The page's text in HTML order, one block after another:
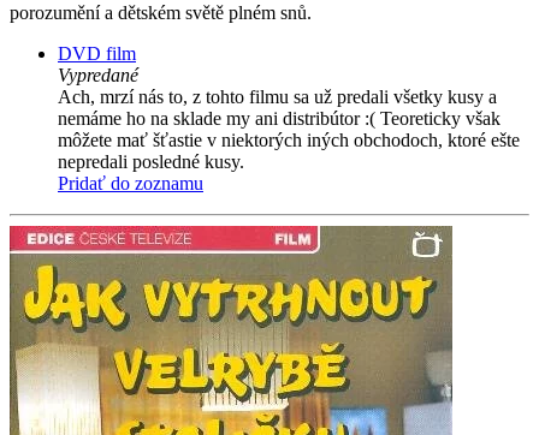
porozumění a dětském světě plném snů.
DVD film
Vypredané
Ach, mrzí nás to, z tohto filmu sa už predali všetky kusy a
nemáme ho na sklade my ani distribútor :( Teoreticky však
môžete mať šťastie v niektorých iných obchodoch, ktoré ešte
nepredali posledné kusy.
Pridať do zoznamu